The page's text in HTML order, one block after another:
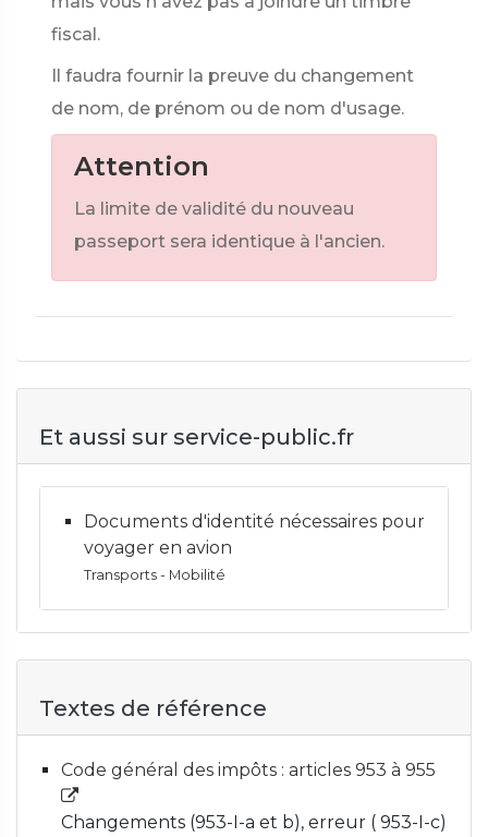
fiscal.
Il faudra fournir la preuve du changement
de nom, de prénom ou de nom d'usage.
Attention
La limite de validité du nouveau
passeport sera identique à l'ancien.
Et aussi sur service-public.fr
Documents d'identité nécessaires pour
voyager en avion
Transports - Mobilité
Textes de référence
Code général des impôts : articles 953 à 955
Changements (953-I-a et b), erreur ( 953-I-c)